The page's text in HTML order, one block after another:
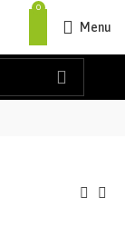
0
Menu